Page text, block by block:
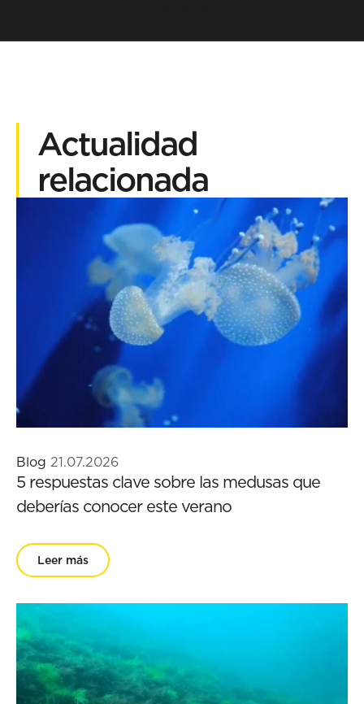
Actualidad
relacionada
Blog 21.07.2026
5 respuestas clave sobre las medusas que
deberías conocer este verano
Leer más